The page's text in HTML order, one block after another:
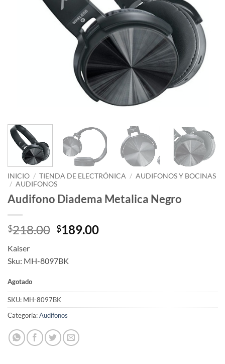
INICIO / TIENDA DE ELECTRÓNICA / AUDIFONOS Y BOCINAS
/ AUDIFONOS
Audifono Diadema Metalica Negro
$218.00 Original
$218.00.
$189.00Current
Kaiser
Sku: MH-8097BK
Agotado
SKU: MH-8097BK
Categoría:Audifonos